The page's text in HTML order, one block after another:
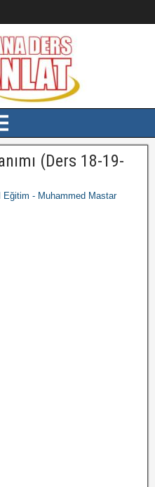
(Ders 18-19-
Eğitim - Muhammed Mastar